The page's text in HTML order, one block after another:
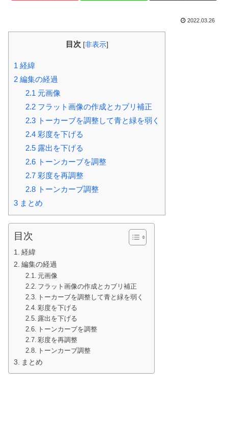
2022.03.26
目次 [非表示]
1 経緯
2 編集の経過
2.1 元画像
2.2フラット画像の作成とカブリ補正
2.3トーカーブを調整して青と緑を弱く
2.4彩度を下げる
2.5露出を下げる
2.6トーンカーブを調整
2.7彩度を再調整
2.8トーンカーブ調整
3 まとめ
目次
経緯
編集の経過
元画像
フラット画像の作成とカブリ補正
トーカーブを調整して青と緑を弱く
彩度を下げる
露出を下げる
トーンカーブを調整
彩度を再調整
トーンカーブ調整
まとめ